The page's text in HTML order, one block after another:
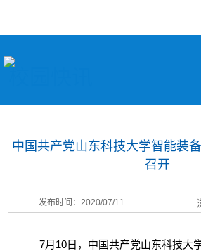
中国共产党山东科技大学智能装
召开
发布时间：2020/07/11
7月10日，中国共产党山东科技大